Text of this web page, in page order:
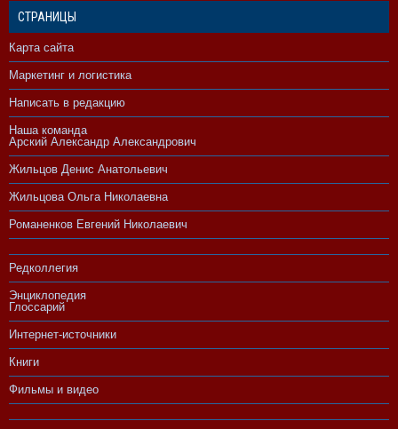
СТРАНИЦЫ
Карта сайта
Маркетинг и логистика
Написать в редакцию
Наша команда
Арский Александр Александрович
Жильцов Денис Анатольевич
Жильцова Ольга Николаевна
Романенков Евгений Николаевич
Редколлегия
Энциклопедия
Глоссарий
Интернет-источники
Книги
Фильмы и видео